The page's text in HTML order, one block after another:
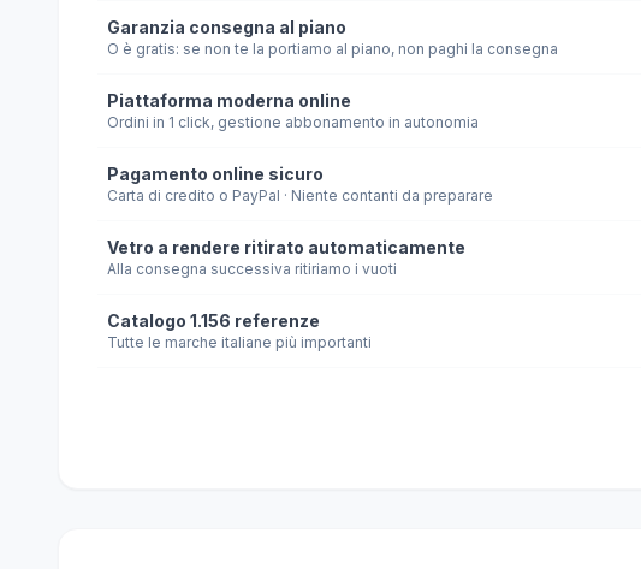
Garanzia consegna al piano
O è gratis: se non te la portiamo al piano, non paghi la consegna
Piattaforma moderna online
Ordini in 1 click, gestione abbonamento in autonomia
Pagamento online sicuro
Carta di credito o PayPal · Niente contanti da preparare
Vetro a rendere ritirato automaticamente
Alla consegna successiva ritiriamo i vuoti
Catalogo 1.156 referenze
Tutte le marche italiane più importanti